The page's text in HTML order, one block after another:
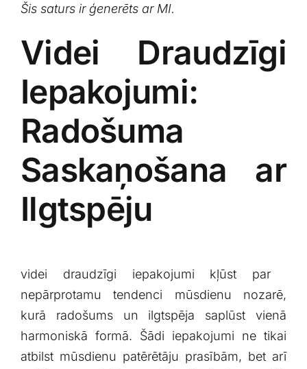
Šis saturs ⁣ir ģenerēts ar MI.
Videi Draudzīgi
Iepakojumi:
Radošuma
Saskaņošana ar
Ilgtspēju
videi draudzīgi iepakojumi kļūst par ​
nepārprotamu tendenci mūsdienu nozarē,
kurā ​radošums un ilgtspēja saplūst vienā⁢
harmoniskā formā. Šādi iepakojumi ne tikai
atbilst mūsdienu⁣ patērētāju ⁣prasībām, bet arī